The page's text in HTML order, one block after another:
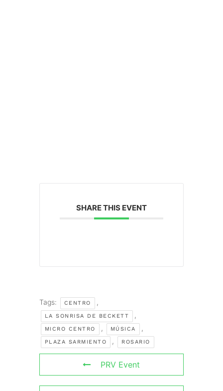
SHARE THIS EVENT
Tags: CENTRO ,
LA SONRISA DE BECKETT ,
MICRO CENTRO , MÚSICA ,
PLAZA SARMIENTO , ROSARIO
PRV Event